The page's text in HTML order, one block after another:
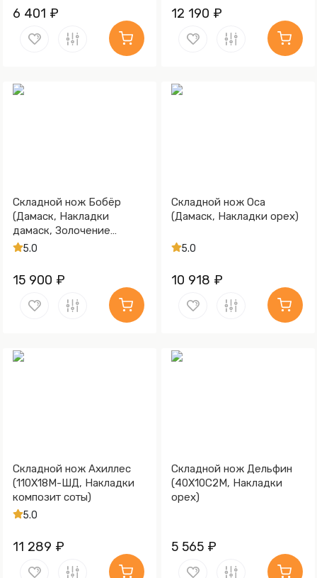
6 401 ₽ 12 190 ₽
Складной нож Бобёр
(Дамаск, Накладки
дамаск, Золочение
клинка гарды и тыльника)
5.0
15 900 ₽
Складной нож Оса
(Дамаск, Накладки орех)
5.0
10 918 ₽
Складной нож Ахиллес
(110Х18М-ШД, Накладки
композит соты)
5.0
11 289 ₽
Складной нож Дельфин
(40Х10С2М, Накладки
орех)
5 565 ₽